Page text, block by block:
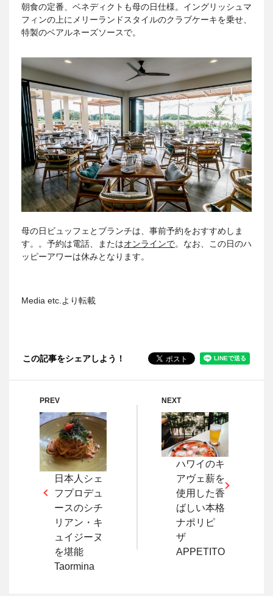
朝食の定番、ベネディクトも母の日仕様。イングリッシュマ
フィンの上にメリーランドスタイルのクラブケーキを乗せ、
特製のベアルネーズソースで。
母の日ビュッフェとブランチは、事前予約をおすすめしま
す。。予約は電話、またはオンラインで。なお、この日のハ
ッピーアワーは休みとなります。
Media etc.より転載
この記事をシェアしよう！
PREV
日本人シェ
フプロデュ
ースのシチ
リアン・キ
ュイジーヌ
を堪能
Taormina
NEXT
ハワイのキ
アヴェ薪を
使用した香
ばしい本格
ナポリピ
ザ
APPETITO